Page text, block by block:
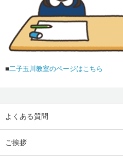
■二子玉川教室のページはこちら
よくある質問
ご挨拶